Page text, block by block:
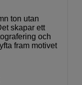
ton utan
skapar ett
och
fram motivet